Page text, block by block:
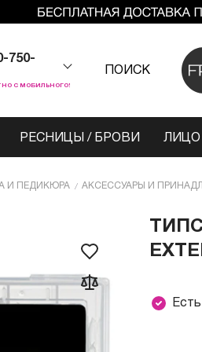
750-
С МОБИЛЬНОГО!
ПОИСК
РЕСНИЦЫ / БРОВИ ЛИЦО
И ПЕДИКЮРА АКСЕССУАРЫ И